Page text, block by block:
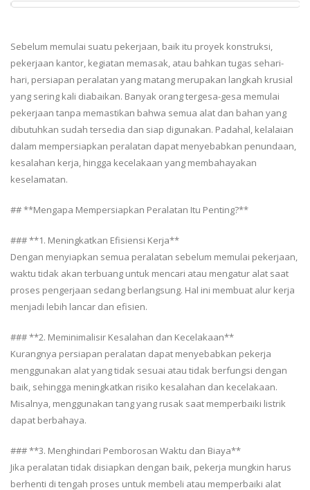
Sebelum memulai suatu pekerjaan, baik itu proyek konstruksi,
pekerjaan kantor, kegiatan memasak, atau bahkan tugas sehari-
hari, persiapan peralatan yang matang merupakan langkah krusial
yang sering kali diabaikan. Banyak orang tergesa-gesa memulai
pekerjaan tanpa memastikan bahwa semua alat dan bahan yang
dibutuhkan sudah tersedia dan siap digunakan. Padahal, kelalaian
dalam mempersiapkan peralatan dapat menyebabkan penundaan,
kesalahan kerja, hingga kecelakaan yang membahayakan
keselamatan.
## **Mengapa Mempersiapkan Peralatan Itu Penting?**
### **1. Meningkatkan Efisiensi Kerja**
Dengan menyiapkan semua peralatan sebelum memulai pekerjaan,
waktu tidak akan terbuang untuk mencari atau mengatur alat saat
proses pengerjaan sedang berlangsung. Hal ini membuat alur kerja
menjadi lebih lancar dan efisien.
### **2. Meminimalisir Kesalahan dan Kecelakaan**
Kurangnya persiapan peralatan dapat menyebabkan pekerja
menggunakan alat yang tidak sesuai atau tidak berfungsi dengan
baik, sehingga meningkatkan risiko kesalahan dan kecelakaan.
Misalnya, menggunakan tang yang rusak saat memperbaiki listrik
dapat berbahaya.
### **3. Menghindari Pemborosan Waktu dan Biaya**
Jika peralatan tidak disiapkan dengan baik, pekerja mungkin harus
berhenti di tengah proses untuk membeli atau memperbaiki alat